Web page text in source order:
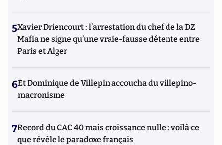
5Xavier Driencourt : l’arrestation du chef de la DZ
Mafia ne signe qu’une vraie-fausse détente entre
Paris et Alger
6Et Dominique de Villepin accoucha du villepino-
macronisme
7Record du CAC 40 mais croissance nulle : voilà ce
que révèle le paradoxe français